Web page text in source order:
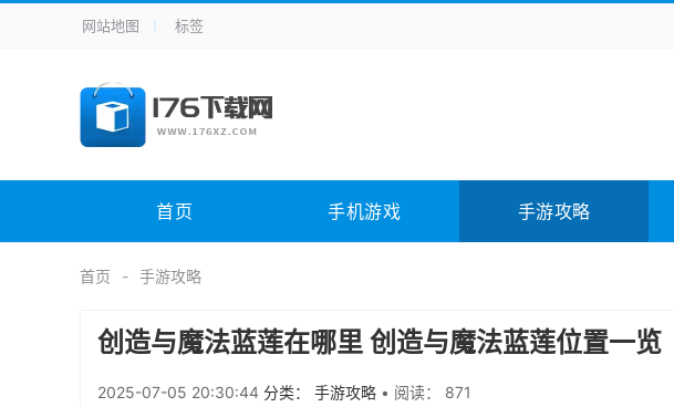
手机应用
手机游戏 体育竞技
电脑软件 其它类别 图形软件 安全相关 应用软件
未分类 综合其它
网站地图 标签
首页 手机游戏 手游攻略
首页 手游攻略
创造与魔法蓝莲在哪里 创造与魔法蓝莲位置一览
2025-07-05 20:30:44 分类： 手游攻略 • 阅读： 871